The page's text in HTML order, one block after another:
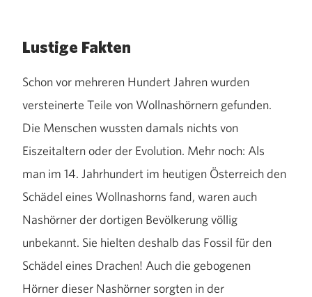
Lustige Fakten
Schon vor mehreren Hundert Jahren wurden
versteinerte Teile von Wollnashörnern gefunden.
Die Menschen wussten damals nichts von
Eiszeitaltern oder der Evolution. Mehr noch: Als
man im 14. Jahrhundert im heutigen Österreich den
Schädel eines Wollnashorns fand, waren auch
Nashörner der dortigen Bevölkerung völlig
unbekannt. Sie hielten deshalb das Fossil für den
Schädel eines Drachen! Auch die gebogenen
Hörner dieser Nashörner sorgten in der